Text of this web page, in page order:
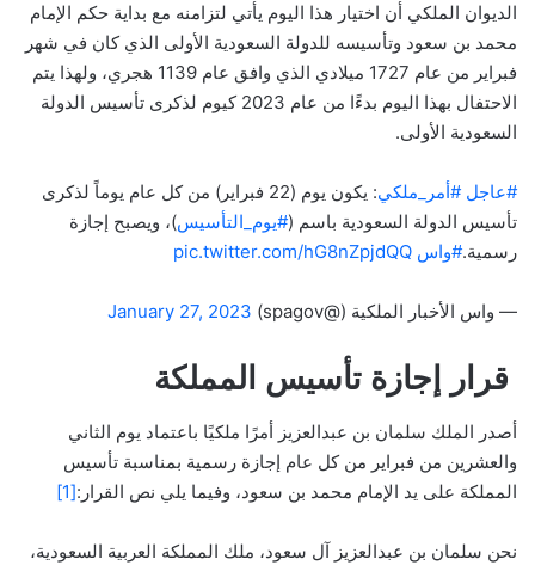
الديوان الملكي أن اختيار هذا اليوم يأتي لتزامنه مع بداية حكم الإمام
محمد بن سعود وتأسيسه للدولة السعودية الأولى الذي كان في شهر
فبراير من عام 1727 ميلادي الذي وافق عام 1139 هجري، ولهذا يتم
الاحتفال بهذا اليوم بدءًا من عام 2023 كيوم لذكرى تأسيس الدولة
السعودية الأولى.
#عاجل #أمر_ملكي
: يكون يوم (22 فبراير) من كل عام يوماً لذكرى
تأسيس الدولة السعودية باسم (#يوم_التأسيس)، ويصبح إجازة
رسمية.#واس pic.twitter.com/hG8nZpjdQQ
— واس الأخبار الملكية (@spagov) January 27, 2023
قرار إجازة تأسيس المملكة
أصدر الملك سلمان بن عبدالعزيز أمرًا ملكيًا باعتماد يوم الثاني
والعشرين من فبراير من كل عام إجازة رسمية بمناسبة تأسيس
المملكة على يد الإمام محمد بن سعود، وفيما يلي نص القرار:[1]
نحن سلمان بن عبدالعزيز آل سعود، ملك المملكة العربية السعودية،